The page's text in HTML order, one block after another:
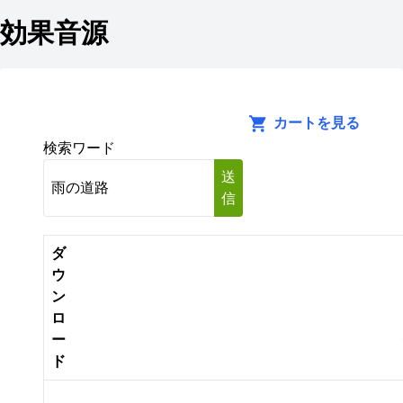
効果音源
カートを見る
検索ワード
送
信
ダ
ウ
ン
ロ
ー
ド